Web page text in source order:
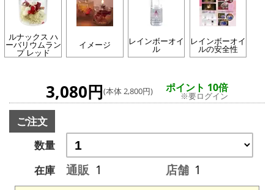
ルナックス ハ
ーバリウムラン
プ レッド
イメージ レインボーオイ
ル
レインボーオイ
ルの安全性
3,080円(本体 2,800円) ポイント 10倍
※要ログイン
ご注文
数量
在庫
通販 1 店舗 1